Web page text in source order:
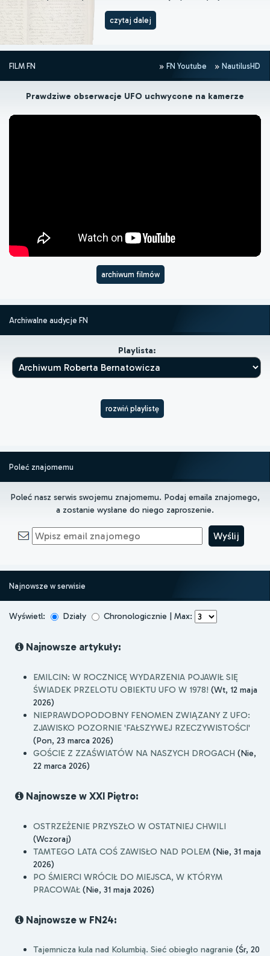
czytaj dalej
FILM FN FN Youtube NautilusHD
Prawdziwe obserwacje UFO uchwycone na kamerze
archiwum filmów
Archiwalne audycje FN
Playlista:
rozwiń playlistę
Poleć znajomemu
Poleć nasz serwis swojemu znajomemu. Podaj emaila znajomego,
a zostanie wysłane do niego zaproszenie.
Najnowsze w serwisie
Wyświetl: Działy Chronologicznie | Max:
Najnowsze artykuły:
EMILCIN: W ROCZNICĘ WYDARZENIA POJAWIŁ SIĘ
ŚWIADEK PRZELOTU OBIEKTU UFO W 1978! (Wt, 12 maja
2026)
NIEPRAWDOPODOBNY FENOMEN ZWIĄZANY Z UFO:
ZJAWISKO POZORNIE 'FAŁSZYWEJ RZECZYWISTOŚCI'
(Pon, 23 marca 2026)
GOŚCIE Z ZZAŚWIATÓW NA NASZYCH DROGACH (Nie,
22 marca 2026)
Najnowsze w XXI Piętro:
OSTRZEŻENIE PRZYSZŁO W OSTATNIEJ CHWILI
(Wczoraj)
TAMTEGO LATA COŚ ZAWISŁO NAD POLEM (Nie, 31 maja
2026)
PO ŚMIERCI WRÓCIŁ DO MIEJSCA, W KTÓRYM
PRACOWAŁ (Nie, 31 maja 2026)
Najnowsze w FN24:
Tajemnicza kula nad Kolumbią. Sieć obiegło nagranie (Śr, 20